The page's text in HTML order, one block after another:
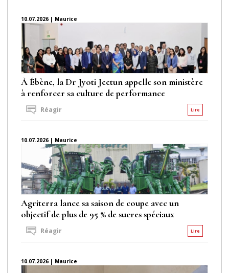
10.07.2026 | Maurice
À Ébène, la Dr Jyoti Jeetun appelle son ministère
à renforcer sa culture de performance
Lire
Réagir
10.07.2026 | Maurice
Agriterra lance sa saison de coupe avec un
objectif de plus de 95 % de sucres spéciaux
Lire
Réagir
10.07.2026 | Maurice